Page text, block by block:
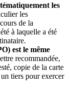
les
les
de la
à laquelle a été
est le même
recommandée,
copie de la carte
tiers pour exercer